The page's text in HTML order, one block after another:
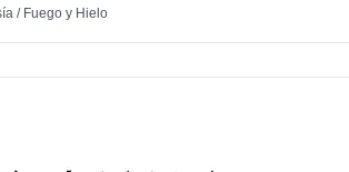
/ Fuego y Hielo